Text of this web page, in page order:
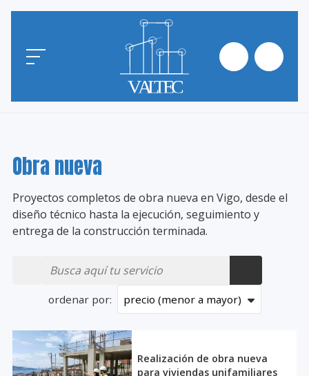
Obra nueva
Proyectos completos de obra nueva en Vigo, desde el
diseño técnico hasta la ejecución, seguimiento y
entrega de la construcción terminada.
ordenar por:
Todos los servicios
Realización de obra nueva
para viviendas unifamiliares